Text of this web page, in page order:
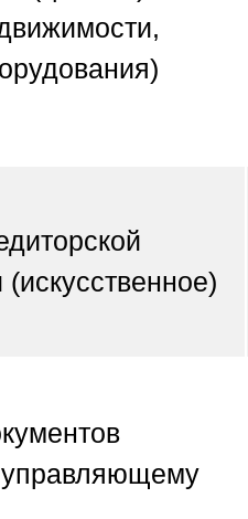
(искусственное)